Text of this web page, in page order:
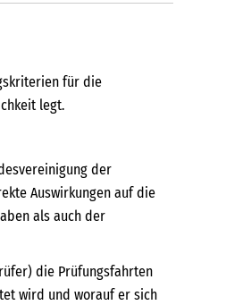
für die
legt.
der
Auswirkungen auf die
als auch der
die Prüfungsfahrten
wird und worauf er sich